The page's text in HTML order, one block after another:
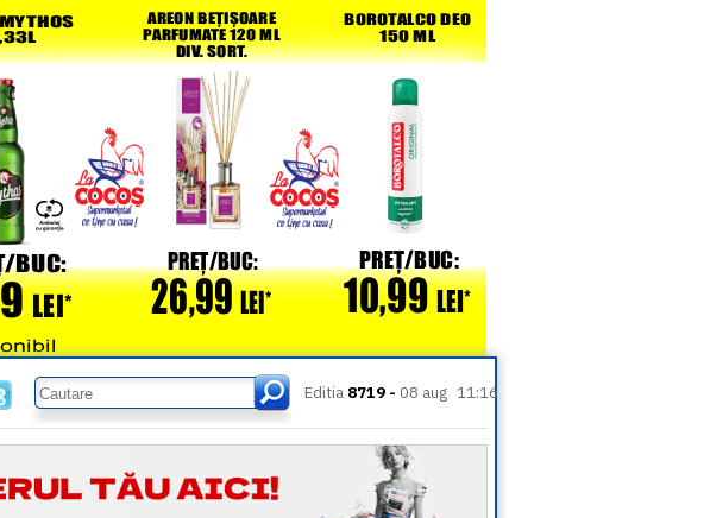
Editia 8719 - 08 aug 11:16